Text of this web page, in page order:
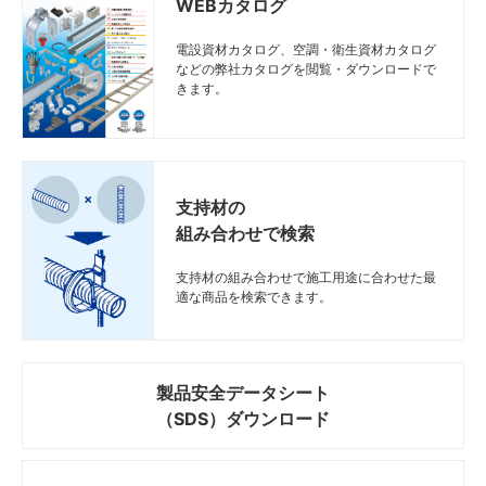
WEBカタログ
電設資材カタログ、空調・衛生資材カタログ
などの弊社カタログを閲覧・ダウンロードで
きます。
支持材の
組み合わせで検索
支持材の組み合わせで施工用途に合わせた最
適な商品を検索できます。
製品安全データシート
（SDS）ダウンロード